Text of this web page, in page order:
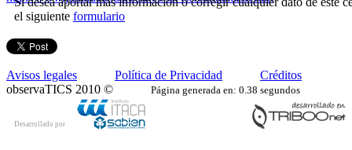
el siguiente formulario
Avisos legales Política de Privacidad
Créditos
observaTICS 2010 ©
Página generada en: 0.38 segundos
Desarrollado por